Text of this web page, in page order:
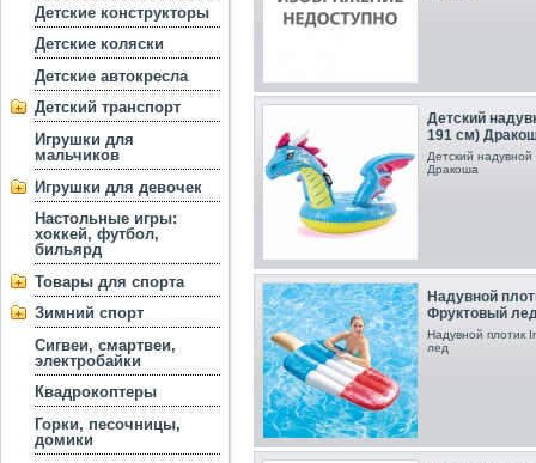
Детские конструкторы
Детские коляски
Детские автокресла
Детский транспорт
Игрушки для
мальчиков
Игрушки для девочек
Настольные игры:
хоккей, футбол,
бильярд
Товары для спорта
Зимний спорт
Сигвеи, смартвеи,
электробайки
Квадрокоптеры
Горки, песочницы,
домики
Детский
191 см)
Детский
Дракоша
Надувной
Фруктовый
Надувной плотик
лед